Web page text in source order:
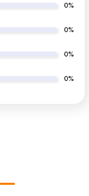
0%
0%
0%
0%